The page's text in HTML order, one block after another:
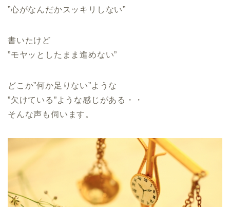
”心がなんだかスッキリしない”
書いたけど
”モヤッとしたまま進めない”
どこか”何か足りない”ような
”欠けている”ような感じがある・・
そんな声も伺います。